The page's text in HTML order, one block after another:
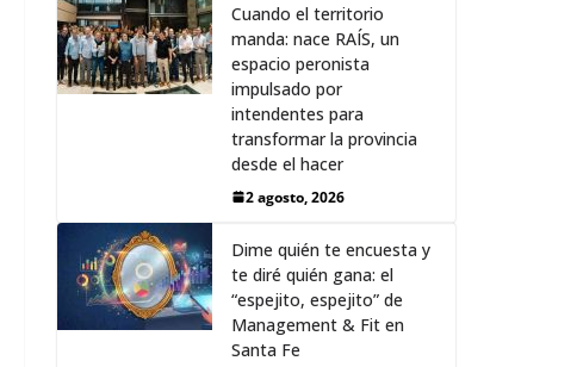
Cuando el territorio
manda: nace RAÍS, un
espacio peronista
impulsado por
intendentes para
transformar la provincia
desde el hacer
2 agosto, 2026
Dime quién te encuesta y
te diré quién gana: el
“espejito, espejito” de
Management & Fit en
Santa Fe